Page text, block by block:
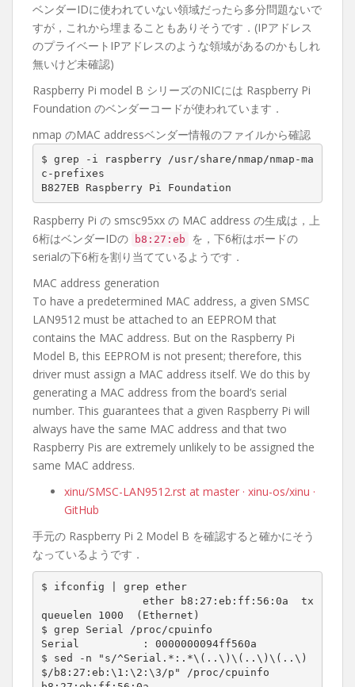
ベンダーIDに使われていない領域だったら多分問題ないで
すが，これから埋まることもありそうです．(IPアドレス
のプライベートIPアドレスのような領域があるのかもしれ
無いけど未確認)
Raspberry Pi model B シリーズのNICには Raspberry Pi
Foundation のベンダーコードが使われています．
nmap のMAC addressベンダー情報のファイルから確認
$ grep -i raspberry /usr/share/nmap/nmap-ma
c-prefixes
B827EB Raspberry Pi Foundation
Raspberry Pi の smsc95xx の MAC address の生成は，上
6桁はベンダーIDの
b8:27:eb
を，下6桁はボードの
serialの下6桁を割り当てているようです．
MAC address generation
To have a predetermined MAC address, a given SMSC
LAN9512 must be attached to an EEPROM that
contains the MAC address. But on the Raspberry Pi
Model B, this EEPROM is not present; therefore, this
driver must assign a MAC address itself. We do this by
generating a MAC address from the board’s serial
number. This guarantees that a given Raspberry Pi will
always have the same MAC address and that two
Raspberry Pis are extremely unlikely to be assigned the
same MAC address.
xinu/SMSC-LAN9512.rst at master · xinu-os/xinu ·
GitHub
手元の Raspberry Pi 2 Model B を確認すると確かにそう
なっているようです．
$ ifconfig | grep ether
queuelen 1000  (Ethernet)
$ grep Serial /proc/cpuinfo
Serial          : 0000000094ff560a
$ sed -n "s/^Serial.*:.*\(..\)\(..\)\(..\)
$/b8:27:eb:\1:\2:\3/p" /proc/cpuinfo